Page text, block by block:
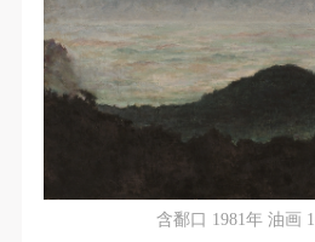
含鄱口 1981年 油画